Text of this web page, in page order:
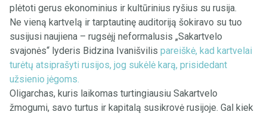
plėtoti gerus ekonominius ir kultūrinius ryšius su rusija.
Ne vieną kartvelą ir tarptautinę auditoriją šokiravo su tuo
susijusi naujiena – rugsėjį neformalusis „Sakartvelo
svajonės“ lyderis Bidzina Ivanišvilis pareiškė, kad kartvelai
turėtų atsiprašyti rusijos, jog sukėlė karą, prisidedant
užsienio jėgoms.
Oligarchas, kuris laikomas turtingiausiu Sakartvelo
žmogumi, savo turtus ir kapitalą susikrovė rusijoje. Gal kiek